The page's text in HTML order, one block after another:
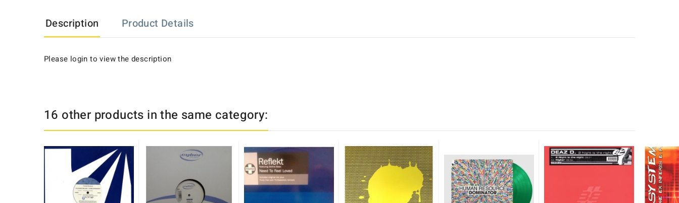
Description Product Details
Please login to view the description
16 other products in the same category: